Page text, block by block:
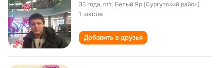
33 года,пгт. Белый Яр (Сургутский район)
1 школа
Добавить в друзья